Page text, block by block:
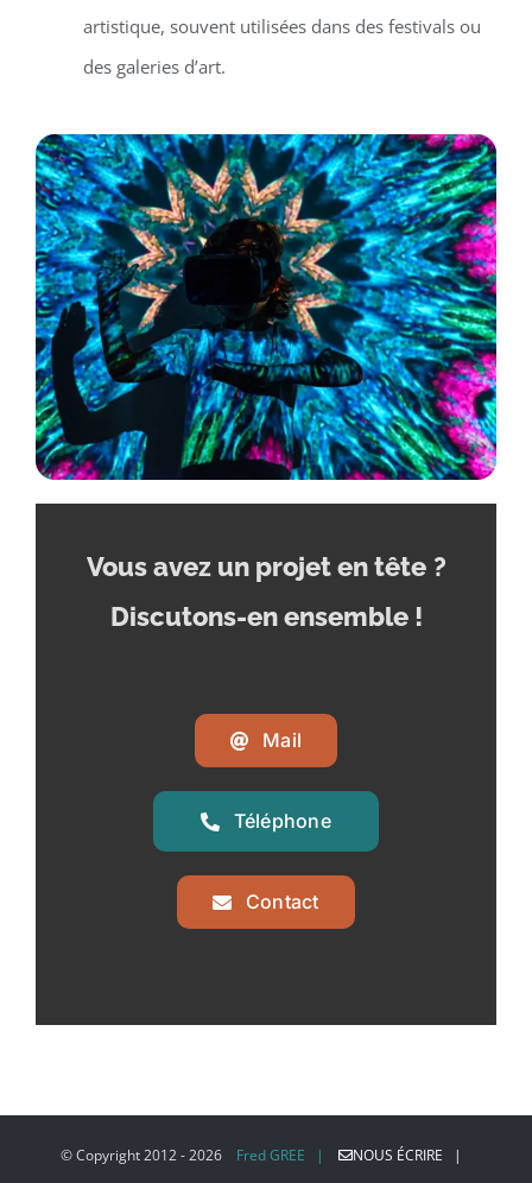
artistique, souvent utilisées dans des festivals ou
des galeries d’art.
Vous avez un projet en tête ?
Discutons-en ensemble !
Mail
Téléphone
Contact
© Copyright 2012 -2026 Fred GREE |
NOUS ÉCRIRE |